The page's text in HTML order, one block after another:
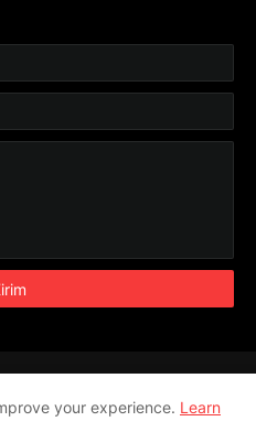
your experience. Learn